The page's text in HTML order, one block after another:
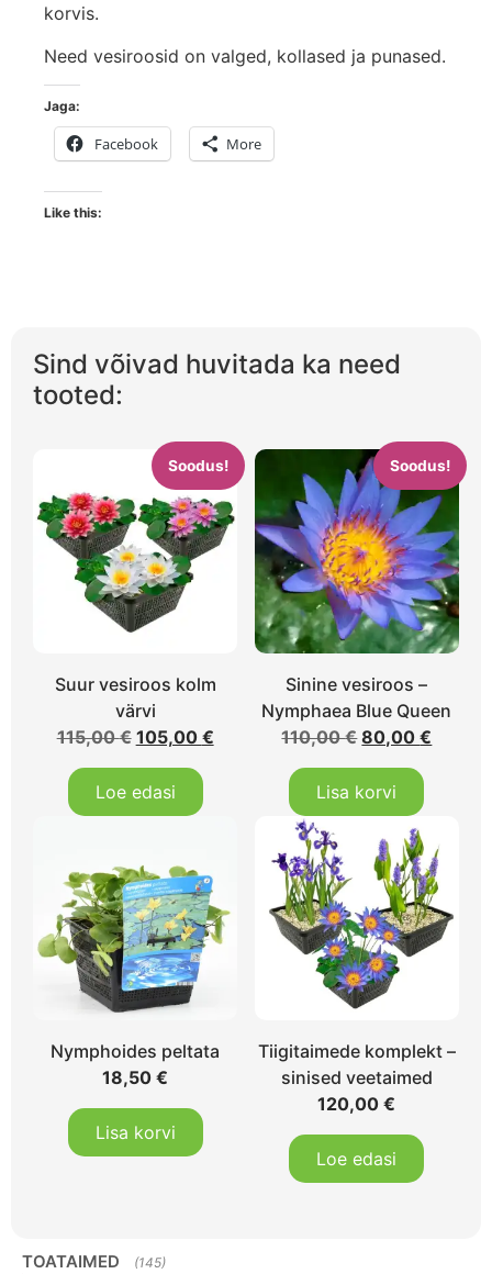
korvis.
Need vesiroosid on valged, kollased ja punased.
Jaga:
Facebook More
Like this:
Sind võivad huvitada ka need
tooted:
Soodus!
Suur vesiroos kolm
värvi
115,00€ 105,00 €
Loe edasi
Soodus!
Sinine vesiroos –
Nymphaea Blue Queen
110,00€ 80,00€
Lisa korvi
Nymphoides peltata
18,50€
Lisa korvi
Tiigitaimede komplekt –
sinised veetaimed
120,00€
Loe edasi
TOATAIMED (145)